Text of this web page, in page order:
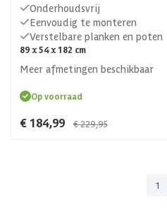
Onderhoudsvrij
Eenvoudig te monteren
Verstelbare planken en poten
89 x 54 x 182 cm
Meer afmetingen beschikbaar
Op voorraad
€ 184,99 € 229,95
1